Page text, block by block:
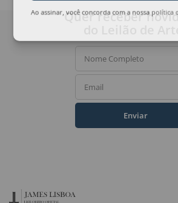
Ao assinar, você concorda com a nossapolítica
Quer receber
Nome Completo
Email
Enviar